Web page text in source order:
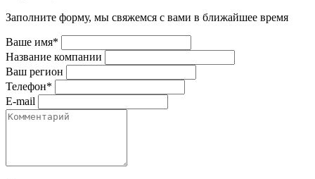
Заполните форму, мы свяжемся с вами в ближайшее время
Ваше имя*
Название компании
Ваш регион
Телефон*
E-mail